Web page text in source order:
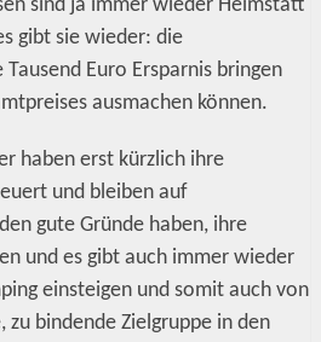
sind ja immer wieder Heimstatt
gibt sie wieder: die
Euro Ersparnis bringen
ausmachen können.
haben erst kürzlich ihre
und bleiben auf
gute Gründe haben, ihre
und es gibt auch immer wieder
einsteigen und somit auch von
zu bindende Zielgruppe in den